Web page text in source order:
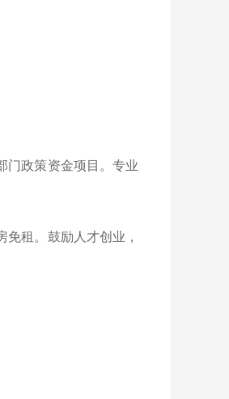
门政策资金项目。专业
租。鼓励人才创业，